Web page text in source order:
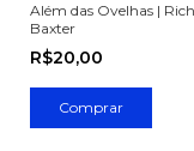
Além das Ovelhas |
Baxter
R$20,00